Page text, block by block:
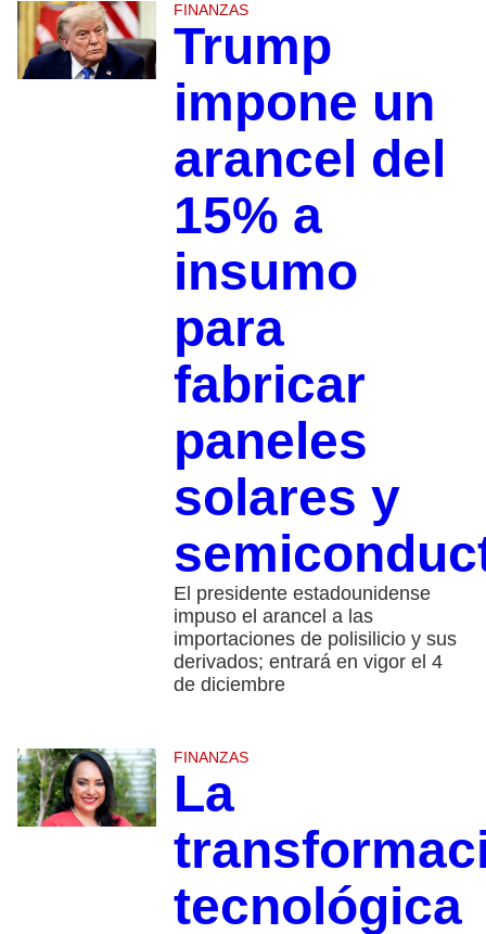
FINANZAS
Trump
impone un
arancel del
15% a
insumo
para
fabricar
paneles
solares y
El presidente estadounidense
impuso el arancel a las
importaciones de polisilicio y sus
derivados; entrará en vigor el 4
de diciembre
FINANZAS
La
tecnológica